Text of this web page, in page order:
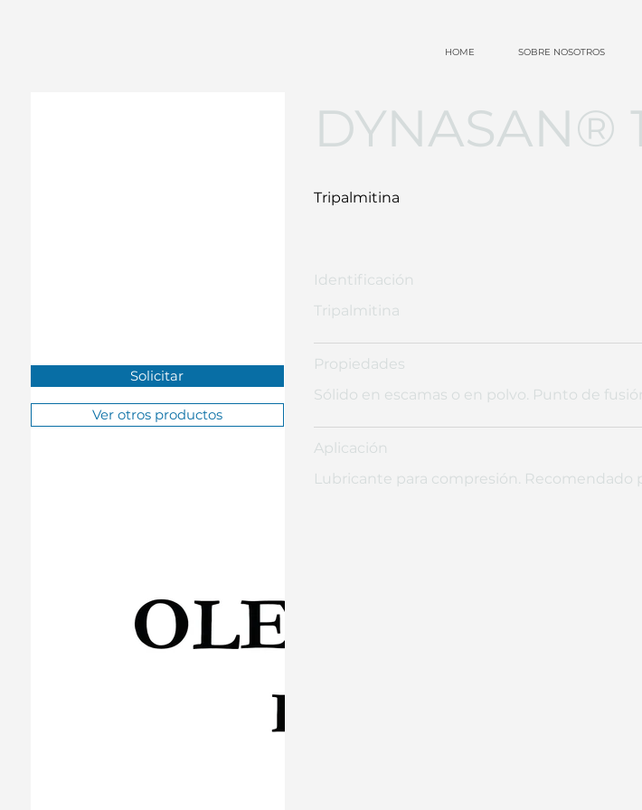
HOME SOBRE NOSOTROS
DYNASAN®
Tripalmitina
Identificación
Tripalmitina
Propiedades
Sólido en escamas o en polvo. Punto de
Aplicación
Lubricante para compresión.
Solicitar
Ver otros productos